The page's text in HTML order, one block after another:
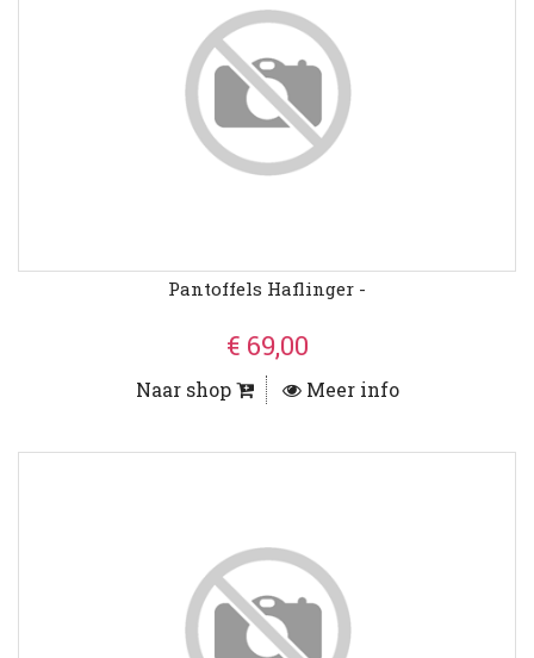
Pantoffels Haflinger -
€ 69,00
Naar shop Meer info